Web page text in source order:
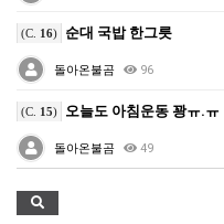
(C. 16) 순대 국밥 한그릇
돌아온불곰 96
(C. 15) 오늘도 아침운동 꽝ㅠ.ㅠ
돌아온불곰 49